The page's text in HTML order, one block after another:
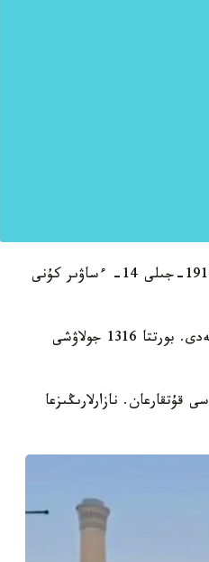
ول الەمدەگى ەڭ ءىرى جولاۋشىلار تاسىمالدايتىن كەمەلەردىڭ ءبىرى بولعان. كەمە 1912-جىلى 14- ءساۋىر كۇنى
سول كۇنى اتلانت مۇحيتىندا مۇزتاۋعا سوقتىعىسىپ، 2 ساعات 40 مينۋتتا باتىپ كەتەدى. بورتتا 1316 جولاۋشى
كەمەسى قۇتقارعان. نازارلارىڭىزعا